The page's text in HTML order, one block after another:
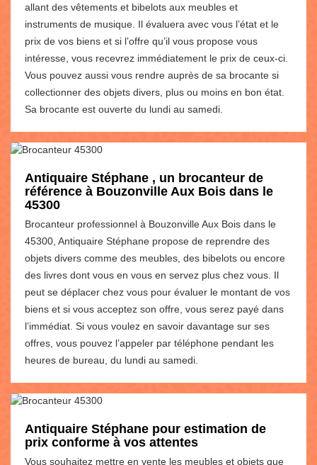
allant des vêtements et bibelots aux meubles et
instruments de musique. Il évaluera avec vous l’état et le
prix de vos biens et si l’offre qu’il vous propose vous
intéresse, vous recevrez immédiatement le prix de ceux-ci.
Vous pouvez aussi vous rendre auprès de sa brocante si
collectionner des objets divers, plus ou moins en bon état.
Sa brocante est ouverte du lundi au samedi.
Antiquaire Stéphane , un brocanteur de
référence à Bouzonville Aux Bois dans le
45300
Brocanteur professionnel à Bouzonville Aux Bois dans le
45300, Antiquaire Stéphane propose de reprendre des
objets divers comme des meubles, des bibelots ou encore
des livres dont vous en vous en servez plus chez vous. Il
peut se déplacer chez vous pour évaluer le montant de vos
biens et si vous acceptez son offre, vous serez payé dans
l’immédiat. Si vous voulez en savoir davantage sur ses
offres, vous pouvez l’appeler par téléphone pendant les
heures de bureau, du lundi au samedi.
Antiquaire Stéphane pour estimation de
prix conforme à vos attentes
Vous souhaitez mettre en vente les meubles et objets que